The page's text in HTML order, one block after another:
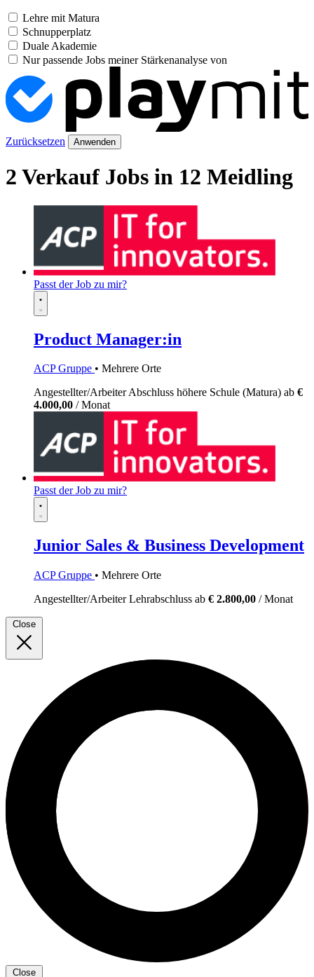
Lehre mit Matura
Schnupperplatz
Duale Akademie
Nur passende Jobs meiner Stärkenanalyse von
Zurücksetzen Anwenden
2 Verkauf Jobs in 12 Meidling
Passt der Job zu mir?
Product Manager:in
ACP Gruppe • Mehrere Orte
Angestellter/ArbeiterAbschluss höhere Schule (Matura) ab €
4.000,00 / Monat
Passt der Job zu mir?
Junior Sales & Business Development
ACP Gruppe • Mehrere Orte
Angestellter/ArbeiterLehrabschluss ab € 2.800,00 / Monat
Close
Close